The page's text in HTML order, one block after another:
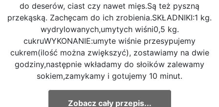
do deserów, ciast czy nawet mięs.Są też pyszną
przekąską. Zachęcam do ich zrobienia.SKŁADNIKI:1 kg.
wydrylowanych,umytych wiśni0,5 kg.
cukruWYKONANIE:umyte wiśnie przesypujemy
cukrem(ilość można zwiększyć), zostawiamy na dwie
godziny,następnie wkładamy do słoików zalewamy
sokiem,zamykamy i gotujemy 10 minut.
Zobacz cały przepis...